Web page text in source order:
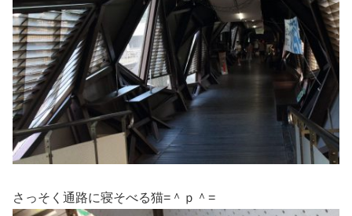
さっそく通路に寝そべる猫=＾ｐ＾=